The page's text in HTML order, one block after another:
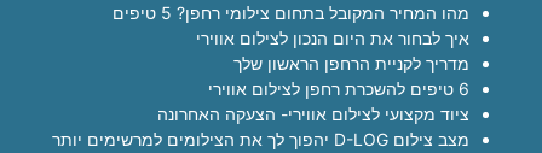
מהו המחיר המקובל בתחום צילומי רחפן? 5 טיפים
איך לבחור את היום הנכון לצילום אווירי
מדריך לקניית הרחפן הראשון שלך
6 טיפים להשכרת רחפן לצילום אווירי
ציוד מקצועי לצילום אווירי- הצעקה האחרונה
מצב צילום D-LOG יהפוך לך את הצילומים למרשימים יותר